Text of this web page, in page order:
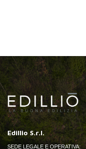
Edillio S.r.l.
SEDE LEGALE E OPERATIVA: